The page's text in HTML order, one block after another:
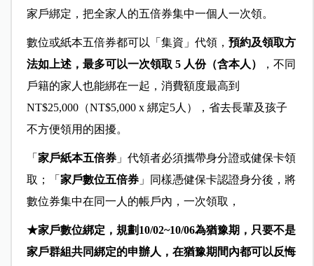
家戶綁定，把全家人的五倍券集中一個人一次領。
數位或紙本五倍券都可以「集資」代領， 預約及領取方
法如上述，最多可以一次領取 5 人份（含本人）
，不同
戶籍的家人也能綁在一起，消費額度最高到
NT$25,000（NT$5,000 x 綁定5人），省去長輩及孩子
不方便領用的困擾。
「 家戶紙本五倍券」代領者必須攜帶身分證或健保卡領
取；「 家戶數位五倍券」同樣憑健保卡認證身分後，將
數位券集中在同一人的帳戶內，一次領取，
★家戶數位綁定，規劃10/02~10/06為猶豫期，只要不是
家戶群組共同綁定的申辦人，在猶豫期間內都可以反悔